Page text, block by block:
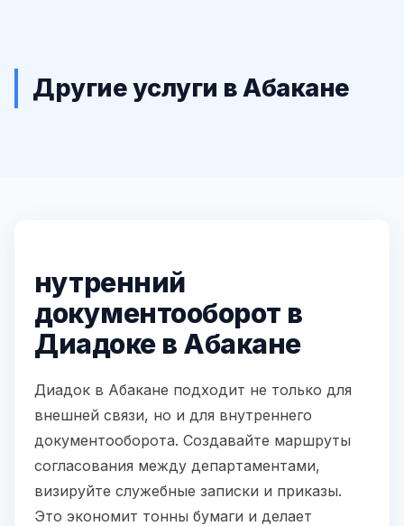
Другие услуги в Абакане
нутренний
документооборот в
Диадоке в Абакане
Диадок в Абакане подходит не только для
внешней связи, но и для внутреннего
документооборота. Создавайте маршруты
согласования между департаментами,
визируйте служебные записки и приказы.
Это экономит тонны бумаги и делает